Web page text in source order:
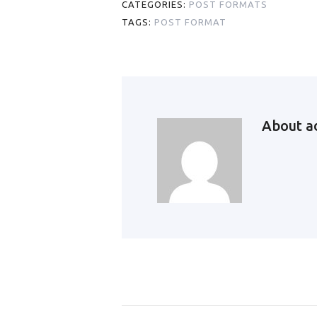
CATEGORIES: POST FORMATS
TAGS: POST FORMAT
About